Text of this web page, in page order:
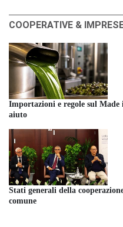
COOPERATIVE &
Importazioni e regole sul
aiuto
Stati generali della
comune